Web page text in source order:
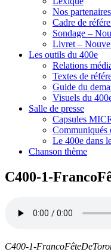
Nos partenaires
Cadre de
Sondage –
Livret –
Les outils du 400e
Relations
Textes de
Guide du
Visuels du
Salle de presse
Capsules
Communiqués
Le 400e dans
Chanson thème
C400-1-
C400-1-